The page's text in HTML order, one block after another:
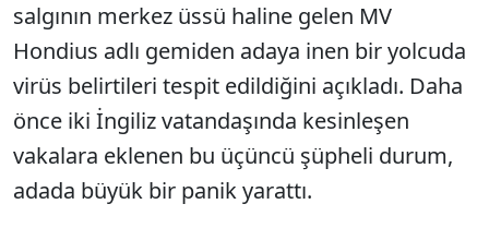
salgının merkez üssü haline gelen MV
Hondius adlı gemiden adaya inen bir yolcuda
virüs belirtileri tespit edildiğini açıkladı. Daha
önce iki İngiliz vatandaşında kesinleşen
vakalara eklenen bu üçüncü şüpheli durum,
adada büyük bir panik yarattı.